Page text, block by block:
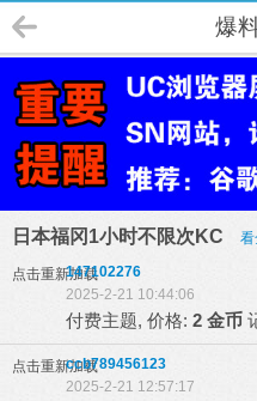
爆
日本福冈1小时不限次KC
点击重新加载147102276
2025-2-21 10:44:06
付费主题, 价格: 2 金币
点击重新加载ccb789456123
2025-2-21 12:57:17